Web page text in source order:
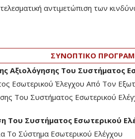
αντιμετώπιση των
ΣΥΝΟΠΤΙΚΟ
Αξιολόγησης Του Συστήματος
Εσωτερικού Έλεγχου Από Τον
Του Συστήματος Εσωτερικού
Του Συστήματος Εσωτερικού
Σύστημα Εσωτερικού Ελέγχου